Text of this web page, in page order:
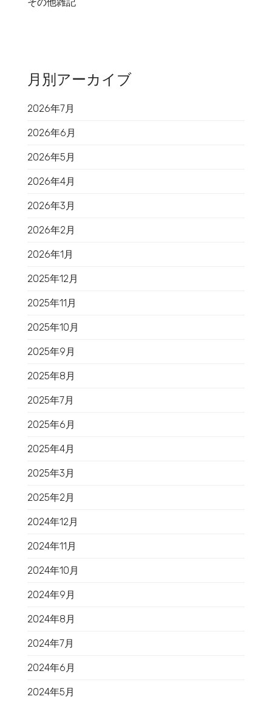
その他雑記
月別アーカイブ
2026年7月
2026年6月
2026年5月
2026年4月
2026年3月
2026年2月
2026年1月
2025年12月
2025年11月
2025年10月
2025年9月
2025年8月
2025年7月
2025年6月
2025年4月
2025年3月
2025年2月
2024年12月
2024年11月
2024年10月
2024年9月
2024年8月
2024年7月
2024年6月
2024年5月